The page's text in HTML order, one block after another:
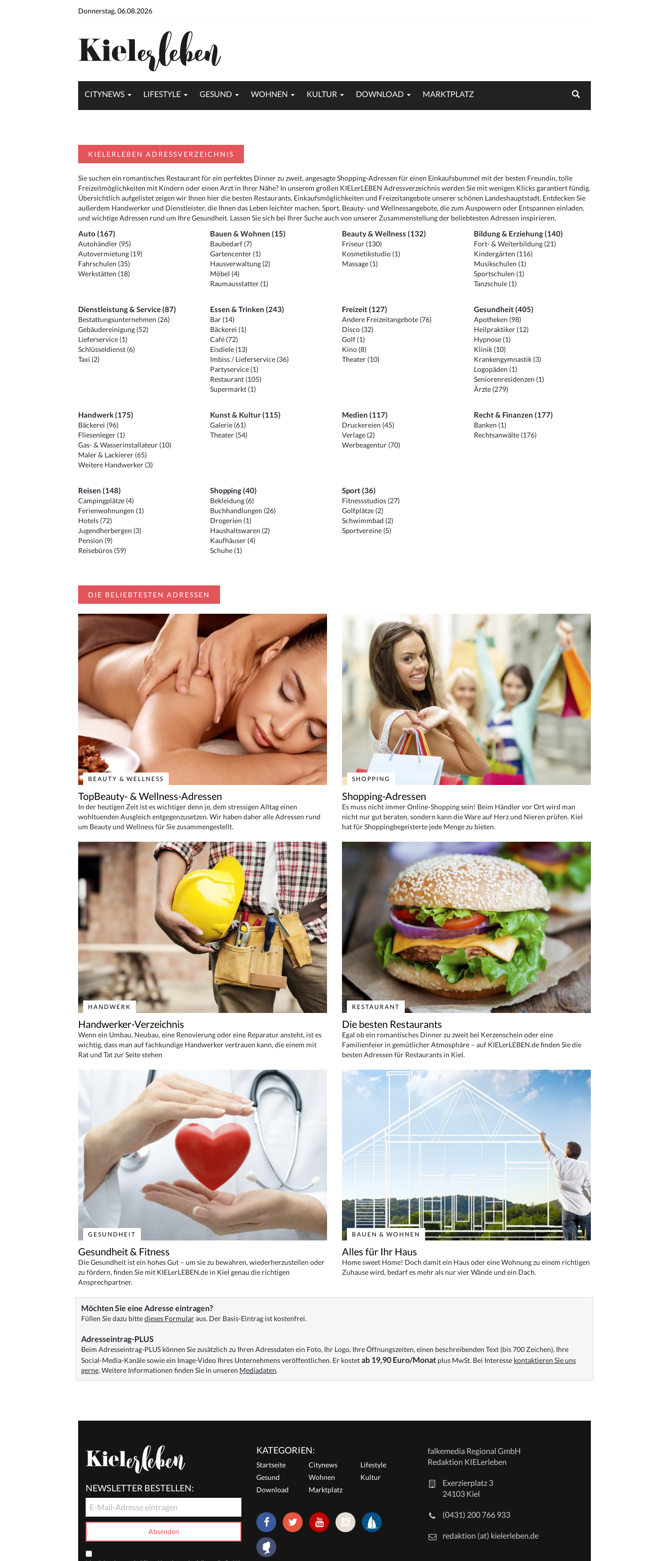
Donnerstag, 06.08.2026
CITYNEWS LIFESTYLE GESUND WOHNEN KULTUR DOWNLOAD MARKTPLATZ
KIELERLEBEN ADRESSVERZEICHNIS
Sie suchen ein romantisches Restaurant für ein perfektes Dinner zu zweit, angesagte Shopping-Adressen für einen Einkaufsbummel mit der besten Freundin, tolle
Freizeitmöglichkeiten mit Kindern oder einen Arzt in Ihrer Nähe? In unserem großen KIELerLEBEN Adressverzeichnis werden Sie mit wenigen Klicks garantiert fündig.
Übersichtlich aufgelistet zeigen wir Ihnen hier die besten Restaurants, Einkaufsmöglichkeiten und Freizeitangebote unserer schönen Landeshauptstadt. Entdecken Sie
außerdem Handwerker und Dienstleister, die Ihnen das Leben leichter machen, Sport, Beauty- und Wellnessangebote, die zum Auspowern oder Entspannen einladen,
und wichtige Adressen rund um Ihre Gesundheit. Lassen Sie sich bei Ihrer Suche auch von unserer Zusammenstellung der beliebtesten Adressen inspirieren.
Auto (167)
Autohändler (95)
Autovermietung (19)
Fahrschulen (35)
Werkstätten (18)
Bauen & Wohnen (15)
Baubedarf (7)
Gartencenter (1)
Hausverwaltung (2)
Möbel (4)
Raumausstatter (1)
Beauty & Wellness (132)
Friseur (130)
Kosmetikstudio (1)
Massage (1)
Bildung & Erziehung (140)
Fort- & Weiterbildung (21)
Kindergärten (116)
Musikschulen (1)
Sportschulen (1)
Tanzschule (1)
Dienstleistung & Service (87)
Bestattungsunternehmen (26)
Gebäudereinigung (52)
Lieferservice (1)
Schlüsseldienst (6)
Taxi (2)
Essen & Trinken (243)
Bar (14)
Bäckerei (1)
Café (72)
Eisdiele (13)
Imbiss / Lieferservice (36)
Partyservice (1)
Restaurant (105)
Supermarkt (1)
Freizeit (127)
Andere Freizeitangebote (76)
Disco (32)
Golf (1)
Kino (8)
Theater (10)
Gesundheit (405)
Apotheken (98)
Heilpraktiker (12)
Hypnose (1)
Klinik (10)
Krankengymnastik (3)
Logopäden (1)
Seniorenresidenzen (1)
Ärzte (279)
Handwerk (175)
Bäckerei (96)
Fliesenleger (1)
Gas- & Wasserinstallateur (10)
Maler & Lackierer (65)
Weitere Handwerker (3)
Kunst & Kultur (115)
Galerie (61)
Theater (54)
Medien (117)
Druckereien (45)
Verlage (2)
Werbeagentur (70)
Recht & Finanzen (177)
Banken (1)
Rechtsanwälte (176)
Reisen (148)
Campingplätze (4)
Ferienwohnungen (1)
Hotels (72)
Jugendherbergen (3)
Pension (9)
Reisebüros (59)
Shopping (40)
Bekleidung (6)
Buchhandlungen (26)
Drogerien (1)
Haushaltswaren (2)
Kaufhäuser (4)
Schuhe (1)
Sport (36)
Fitnessstudios (27)
Golfplätze (2)
Schwimmbad (2)
Sportvereine (5)
DIE BELIEBTESTEN ADRESSEN
BEAUTY & WELLNESS
TopBeauty- & Wellness-Adressen
In der heutigen Zeit ist es wichtiger denn je, dem stressigen Alltag einen
wohltuenden Ausgleich entgegenzusetzen. Wir haben daher alle Adressen rund
um Beauty und Wellness für Sie zusammengestellt.
SHOPPING
Shopping-Adressen
Es muss nicht immer Online-Shopping sein! Beim Händler vor Ort wird man
nicht nur gut beraten, sondern kann die Ware auf Herz und Nieren prüfen. Kiel
hat für Shoppingbegeisterte jede Menge zu bieten.
HANDWERK
Handwerker-Verzeichnis
Wenn ein Umbau, Neubau, eine Renovierung oder eine Reparatur ansteht, ist es
wichtig, dass man auf fachkundige Handwerker vertrauen kann, die einem mit
Rat und Tat zur Seite stehen
RESTAURANT
Die besten Restaurants
Egal ob ein romantisches Dinner zu zweit bei Kerzenschein oder eine
Familienfeier in gemütlicher Atmosphäre – auf KIELerLEBEN.de finden Sie die
besten Adressen für Restaurants in Kiel.
GESUNDHEIT
Gesundheit & Fitness
Die Gesundheit ist ein hohes Gut – um sie zu bewahren, wiederherzustellen oder
zu fördern, finden Sie mit KIELerLEBEN.de in Kiel genau die richtigen
Ansprechpartner.
BAUEN & WOHNEN
Alles für Ihr Haus
Home sweet Home! Doch damit ein Haus oder eine Wohnung zu einem richtigen
Zuhause wird, bedarf es mehr als nur vier Wände und ein Dach.
Möchten Sie eine Adresse eintragen?
Füllen Sie dazu bittedieses Formularaus. Der Basis-Eintrag ist kostenfrei.
Adresseintrag-PLUS
Beim Adresseintrag-PLUS können Sie zusätzlich zu Ihren Adressdaten ein Foto, Ihr Logo, Ihre Öffnungszeiten, einen beschreibenden Text (bis 700 Zeichen), Ihre
Social-Media-Kanäle sowie ein Image-Video Ihres Unternehmens veröffentlichen. Er kostetab 19,90 Euro/Monat plus MwSt. Bei Interesse kontaktieren Sie uns
gerne. Weitere Informationen finden Sie in unseren Mediadaten.
NEWSLETTER BESTELLEN:
KATEGORIEN:
Startseite Citynews
Lifestyle
Gesund
Wohnen
Kultur
Download
Marktplatz
falkemedia Regional GmbH
Redaktion KIELerleben
Exerzierplatz 3
24103 Kiel
(0431) 200 766 933
redaktion (at) kielerleben.de